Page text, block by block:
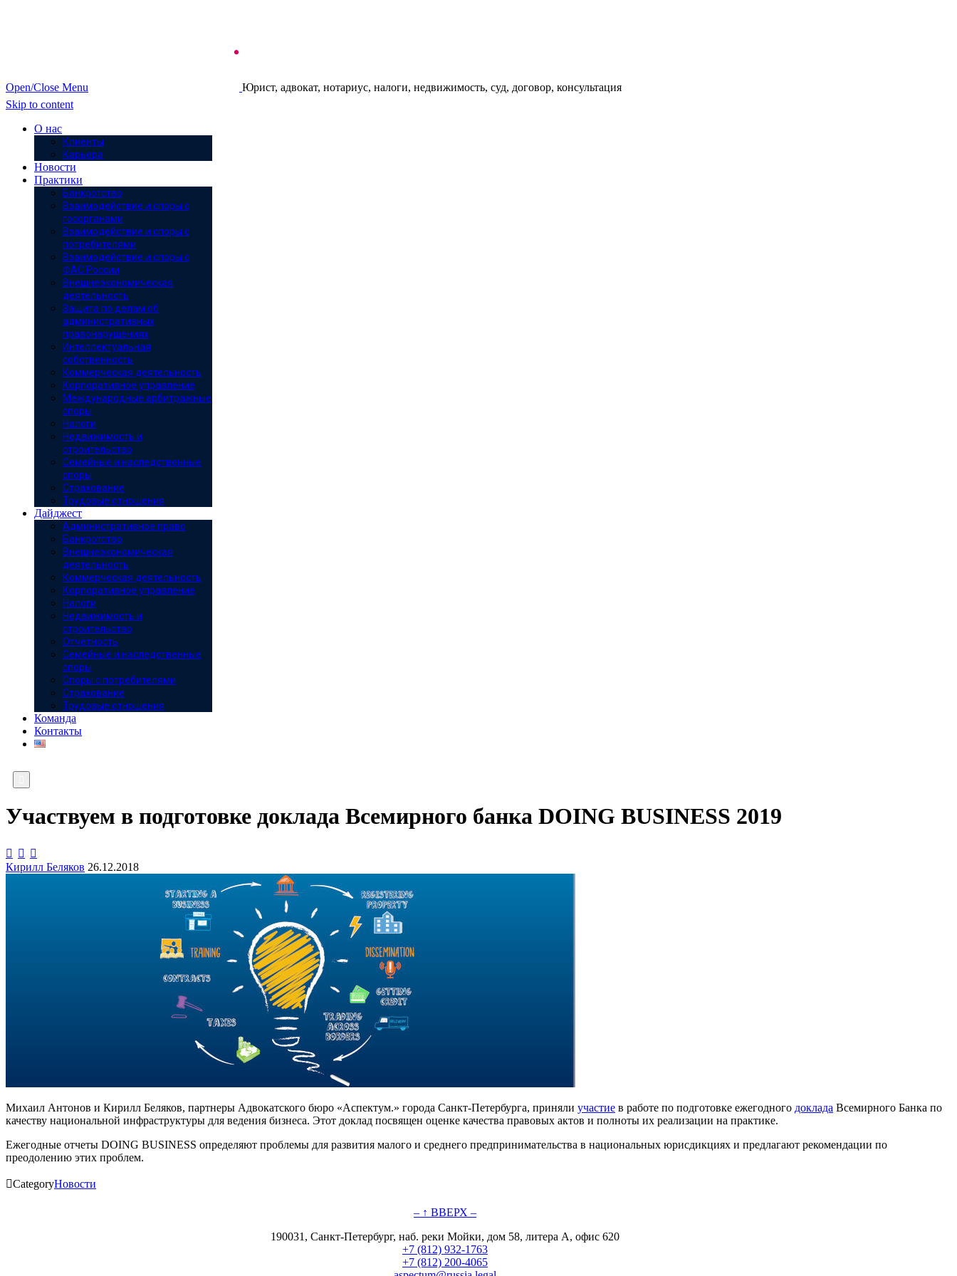
Open/Close Menu
Юрист, адвокат, нотариус, налоги, недвижимость, суд, договор, консультация
Skip to content
О нас
Клиенты
Карьера
Новости
Практики
Банкротство
Взаимодействие и споры с
госорганами
Взаимодействие и споры с
потребителями
Взаимодействие и споры с
ФАС России
Внешнеэкономическая
деятельность
Защита по делам об
административных
правонарушениях
Интеллектуальная
собственность
Коммерческая деятельность
Корпоративное управление
Международные арбитражные
споры
Налоги
Недвижимость и
строительство
Семейные и наследственные
споры
Страхование
Трудовые отношения
Дайджест
Административное право
Банкротство
Внешнеэкономическая
деятельность
Коммерческая деятельность
Корпоративное управление
Налоги
Недвижимость и
строительство
Отчётность
Семейные и наследственные
споры
Споры с потребителями
Страхование
Трудовые отношения
Команда
Контакты
Участвуем в подготовке доклада Всемирного банка DOING BUSINESS 2019
 

Кирилл Беляков 26.12.2018
Михаил Антонов и Кирилл Беляков, партнеры Адвокатского бюро «Аспектум.» города Санкт-Петербурга, приняли участие в работе по подготовке ежегодного доклада Всемирного Банка по
качеству национальной инфраструктуры для ведения бизнеса. Этот доклад посвящен оценке качества правовых актов и полноты их реализации на практике.
Ежегодные отчеты DOING BUSINESS определяют проблемы для развития малого и среднего предпринимательства в национальных юрисдикциях и предлагают рекомендации по
преодолению этих проблем.
CategoryНовости
– ↑ ВВЕРХ –
190031, Санкт-Петербург, наб. реки Мойки, дом 58, литера А, офис 620
+7 (812) 932-1763
+7 (812) 200-4065